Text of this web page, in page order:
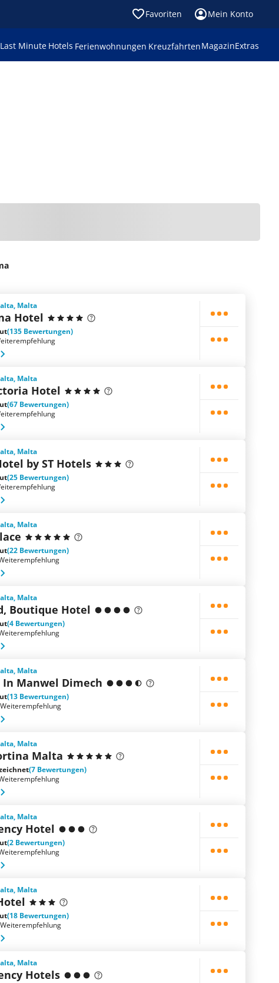
Favoriten Mein Konto
Last Minute Hotels Ferienwohnungen KreuzfahrtenMagazinExtras
Malta
Hotel
(135 Bewertungen)
Malta
Hotel
(67 Bewertungen)
Malta
by ST Hotels
(25 Bewertungen)
Malta
(22 Bewertungen)
Malta
Boutique Hotel
(4 Bewertungen)
Malta
In Manwel Dimech
(13 Bewertungen)
Weiterempfehlung
Malta
Malta
(7 Bewertungen)
Malta
Hotel
(2 Bewertungen)
Malta
(18 Bewertungen)
Weiterempfehlung
Malta
Hotels